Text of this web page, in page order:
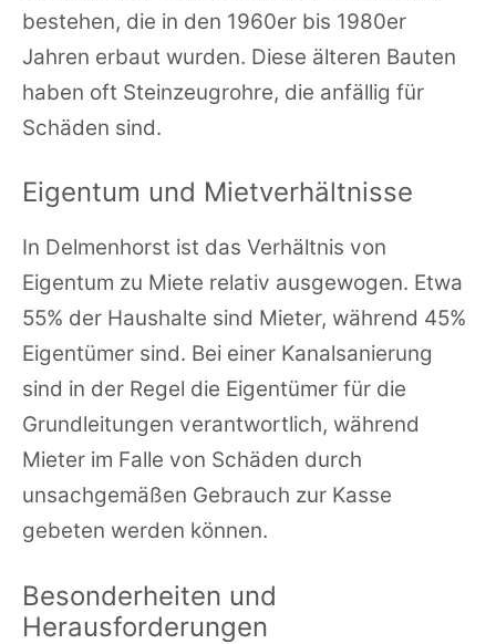
bestehen, die in den 1960er bis 1980er
Jahren erbaut wurden. Diese älteren Bauten
haben oft Steinzeugrohre, die anfällig für
Schäden sind.
Eigentum und Mietverhältnisse
In Delmenhorst ist das Verhältnis von
Eigentum zu Miete relativ ausgewogen. Etwa
55% der Haushalte sind Mieter, während 45%
Eigentümer sind. Bei einer Kanalsanierung
sind in der Regel die Eigentümer für die
Grundleitungen verantwortlich, während
Mieter im Falle von Schäden durch
unsachgemäßen Gebrauch zur Kasse
gebeten werden können.
Besonderheiten und
Herausforderungen